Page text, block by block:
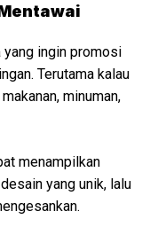
yang ingin promosi
Terutama kalau
minuman,
menampilkan
yang unik, lalu